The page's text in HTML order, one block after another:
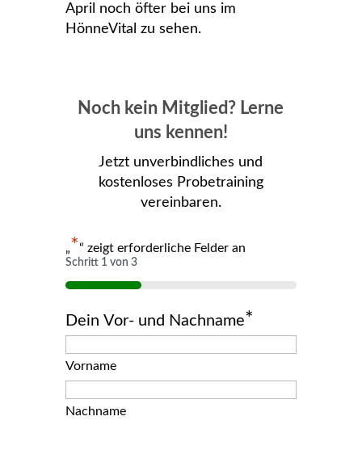
April noch öfter bei uns im
HönneVital zu sehen.
Noch kein Mitglied? Lerne
uns kennen!
Jetzt unverbindliches und
kostenloses Probetraining
vereinbaren.
„*“ zeigt erforderliche Felder an
Schritt 1 von 3
33%
Dein Vor- und Nachname*
Vorname
Nachname